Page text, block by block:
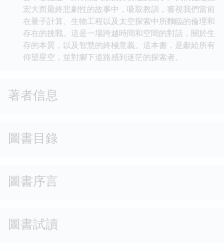
宏大而最終悲劇性的故事中，吸取教訓，審視我們當前
在量子計算、生物工程以及太空探索中所麵臨的倫理和
存在的挑戰。這是一場跨越時間和空間的對話，關於生
存的本質，以及智慧的終極意義。這本書，是獻給所有
仰望星空，並對腳下道路感到迷茫的探索者。
著者信息
圖書目錄
圖書序言
圖書試讀